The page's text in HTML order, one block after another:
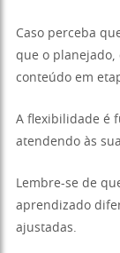
Caso perceba
que o
conteúdo em
A flexibilidade é
atendendo às
Lembre-se de
aprendizado
ajustadas.